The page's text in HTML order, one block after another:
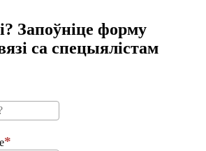
Запоўніце форму
са спецыялістам